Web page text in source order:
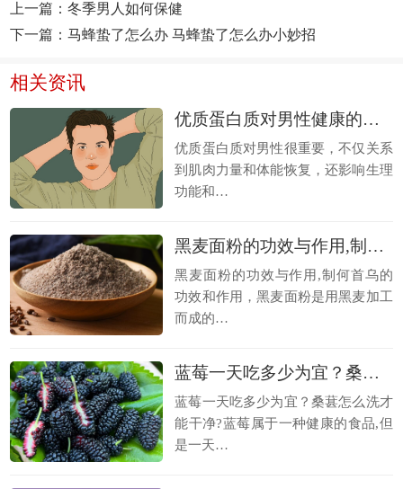
上一篇：冬季男人如何保健
下一篇：马蜂蛰了怎么办 马蜂蛰了怎么办小妙招
相关资讯
优质蛋白质对男性健康的帮助 如何获取优质蛋白质
优质蛋白质对男性很重要，不仅关系
到肌肉力量和体能恢复，还影响生理
功能和…
黑麦面粉的功效与作用,制何首乌的功效和作用
黑麦面粉的功效与作用,制何首乌的
功效和作用，黑麦面粉是用黑麦加工
而成的…
蓝莓一天吃多少为宜？桑葚怎么洗才能干净
蓝莓一天吃多少为宜？桑葚怎么洗才
能干净?蓝莓属于一种健康的食品,但
是一天…